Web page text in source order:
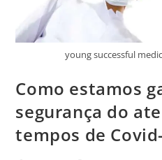
young successful
Como estamos
segurança do
tempos de